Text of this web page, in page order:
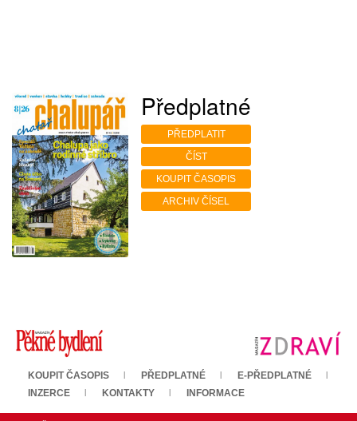
Předplatné
PŘEDPLATIT
ČÍST
KOUPIT ČASOPIS
ARCHIV ČÍSEL
KOUPIT ČASOPIS PŘEDPLATNÉ
E-PŘEDPLATNÉ
INZERCE
KONTAKTY INFORMACE